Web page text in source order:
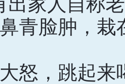
青脸肿，
怒，跳起来